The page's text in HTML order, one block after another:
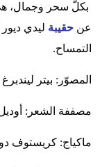
بكلّ سحر وجمال،
عن حقيبة ليدي
التمساح.
المصوّر: بيتر ليندبرغ
مصففة الشعر: أوديل
ماكياج: كريستوف